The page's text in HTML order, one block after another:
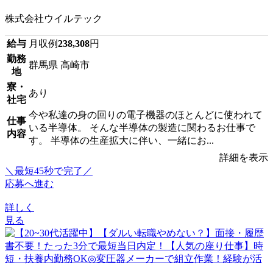
株式会社ウイルテック
給与 月収例238,308円
勤務
地
群馬県 高崎市
寮・
社宅
あり
仕事
内容
今や私達の身の回りの電子機器のほとんどに使われて
いる半導体。 そんな半導体の製造に関わるお仕事で
す。 半導体の生産拡大に伴い、一緒にお...
詳細を表示
＼最短45秒で完了／
応募へ進む
詳しく
見る